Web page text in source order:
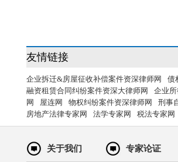
友情链接
企业拆迁&房屋征收补偿案件资深律师网
债
融资租赁合同纠纷案件资深大律师网
企业
网
屋连网 物权纠纷案件资深律师网 刑事
房地产法律专家网
法学专家网 税法专家网
关于我们 专家论证